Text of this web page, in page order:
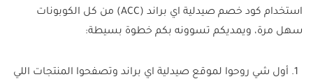
استخدام كود خصم صيدلية اي براند (ACC) من كل الكوبونات
سهل مرة، ويمديكم تسوونه بكم خطوة بسيطة:
أول شي روحوا لموقع صيدلية اي براند وتصفحوا المنتجات اللي